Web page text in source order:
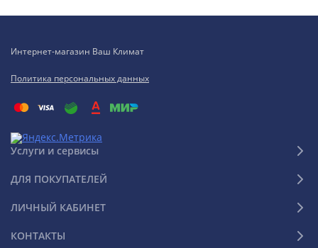
Интернет-магазин Ваш Климат
Политика персональных данных
Услуги и сервисы
ДЛЯ ПОКУПАТЕЛЕЙ
ЛИЧНЫЙ КАБИНЕТ
КОНТАКТЫ